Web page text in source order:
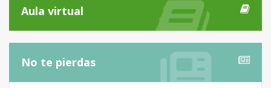
Aula virtual
No te pierdas